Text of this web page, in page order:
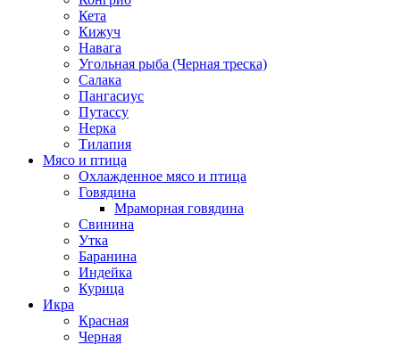
Кета
Кижуч
Навага
Угольная рыба (Черная треска)
Салака
Пангасиус
Путассу
Нерка
Тилапия
Мясо и птица
Охлажденное мясо и птица
Говядина
Мраморная говядина
Свинина
Утка
Баранина
Индейка
Курица
Икра
Красная
Черная